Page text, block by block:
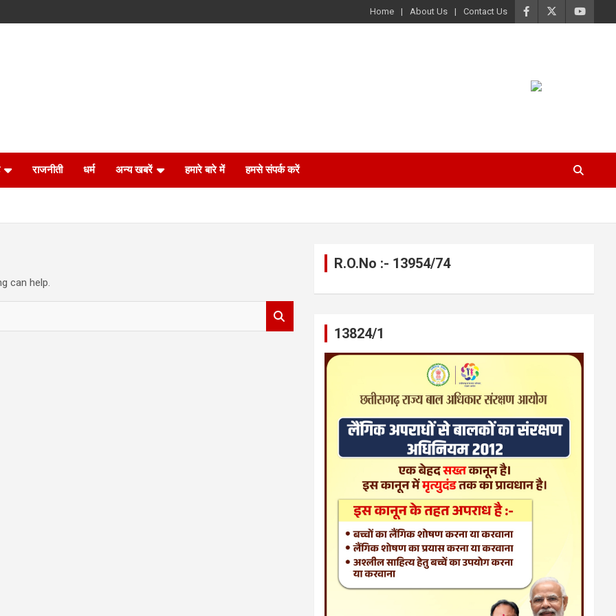
Home About Us Contact Us
राजनीती धर्म अन्य खबरें हमारे बारे में हमसे संपर्क करें
can help.
R.O.No :- 13954/74
13824/1